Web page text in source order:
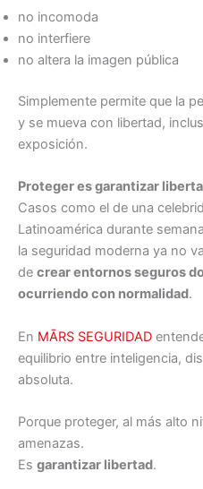
no incomoda
no interfiere
no altera la imagen pública
Simplemente permite que la
y se mueva con libertad,
exposición.
Proteger es garantizar
Casos como el de una
Latinoamérica durante
la seguridad moderna ya no
de crear entornos seguros
ocurriendo con normalidad.
En MĀRS SEGURIDAD
equilibrio entre inteligencia,
absoluta.
Porque proteger, al más alto
amenazas.
Es garantizar libertad.